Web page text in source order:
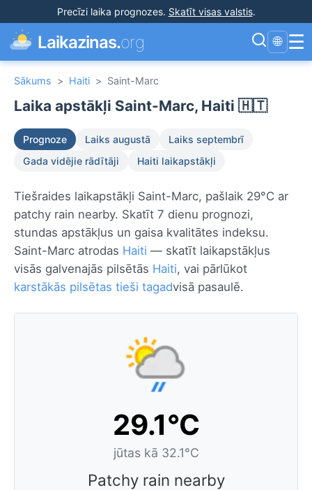
Precīzi laika prognozes. Skatīt visas valstis.
Laikazinas.org 🌐 ☰
Sākums > Haiti > Saint-Marc
Laika apstākļi Saint-Marc, Haiti 🇭🇹
Prognoze Laiks augustā
Laiks septembrī
Gada vidējie rādītāji
Haiti laikapstākļi
Tiešraides laikapstākļi Saint-Marc, pašlaik 29°C ar
patchy rain nearby. Skatīt 7 dienu prognozi,
stundas apstākļus un gaisa kvalitātes indeksu.
Saint-Marc atrodas Haiti — skatīt laikapstākļus
visās galvenajās pilsētās Haiti, vai pārlūkot
karstākās pilsētas tieši tagadvisā pasaulē.
29.1°C
jūtas kā 32.1°C
Patchy rain nearby